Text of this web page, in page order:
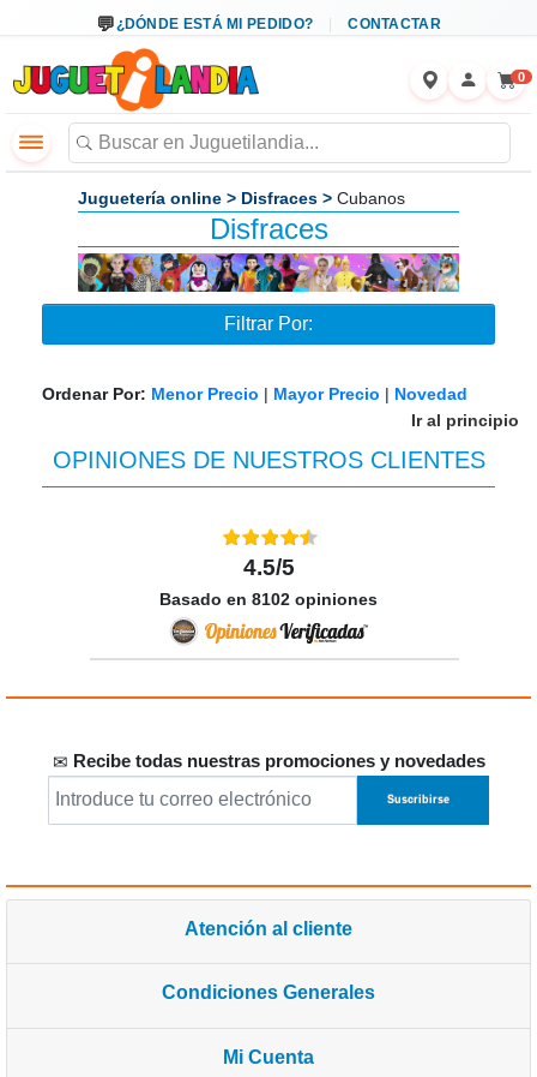
¿DÓNDE ESTÁ MI PEDIDO? CONTACTAR
0
Juguetería online > Disfraces > Cubanos
Disfraces
Filtrar Por:
Ordenar Por: Menor Precio | Mayor Precio | Novedad
Ir al principio
OPINIONES DE NUESTROS CLIENTES
4.5/5
Basado en 8102 opiniones
Recibe todas nuestras promociones y novedades
Atención al cliente
Condiciones Generales
Mi Cuenta